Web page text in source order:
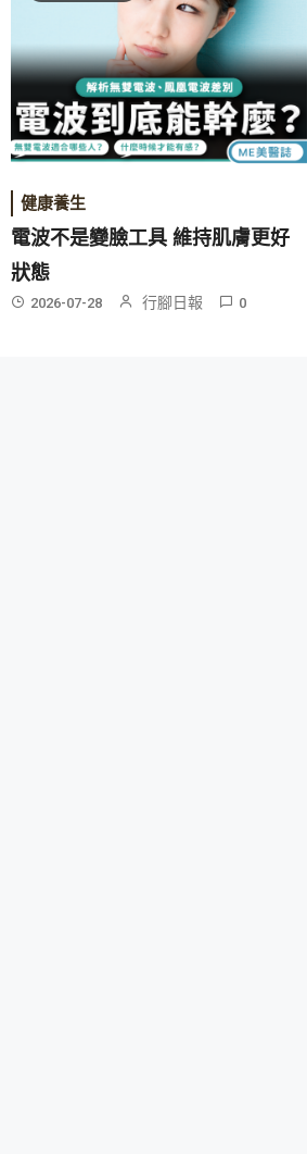
健康養生
電波不是變臉工具 維持肌膚更好
狀態
2026-07-28 行腳日報 0